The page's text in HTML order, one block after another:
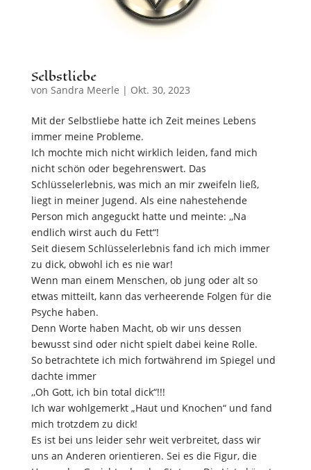
Selbstliebe
von Sandra Meerle | Okt. 30, 2023
Mit der Selbstliebe hatte ich Zeit meines Lebens
immer meine Probleme.
Ich mochte mich nicht wirklich leiden, fand mich
nicht schön oder begehrenswert. Das
Schlüsselerlebnis, was mich an mir zweifeln ließ,
liegt in meiner Jugend. Als eine nahestehende
Person mich angeguckt hatte und meinte: ,,Na
endlich wirst auch du Fett“!
Seit diesem Schlüsselerlebnis fand ich mich immer
zu dick, obwohl ich es nie war!
Wenn man einem Menschen, ob jung oder alt so
etwas mitteilt, kann das verheerende Folgen für die
Psyche haben.
Denn Worte haben Macht, ob wir uns dessen
bewusst sind oder nicht spielt dabei keine Rolle.
So betrachtete ich mich fortwährend im Spiegel und
dachte immer
,,Oh Gott, ich bin total dick“!!!
Ich war wohlgemerkt „Haut und Knochen“ und fand
mich trotzdem zu dick!
Es ist bei uns leider sehr weit verbreitet, dass wir
uns an Anderen orientieren. Sei es die Figur, die